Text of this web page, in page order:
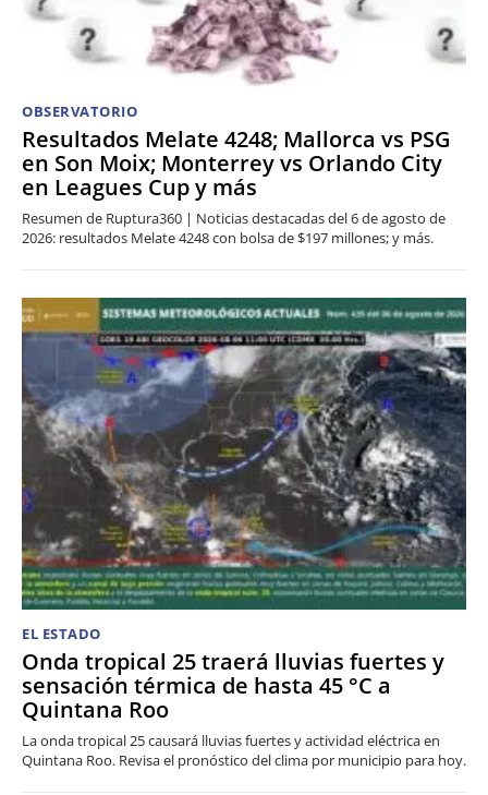
OBSERVATORIO
Resultados Melate 4248; Mallorca vs PSG
en Son Moix; Monterrey vs Orlando City
en Leagues Cup y más
Resumen de Ruptura360 | Noticias destacadas del 6 de agosto de
2026: resultados Melate 4248 con bolsa de $197 millones; y más.
EL ESTADO
Onda tropical 25 traerá lluvias fuertes y
sensación térmica de hasta 45 °C a
Quintana Roo
La onda tropical 25 causará lluvias fuertes y actividad eléctrica en
Quintana Roo. Revisa el pronóstico del clima por municipio para hoy.